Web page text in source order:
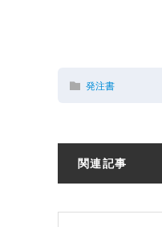
発注書
関連記事